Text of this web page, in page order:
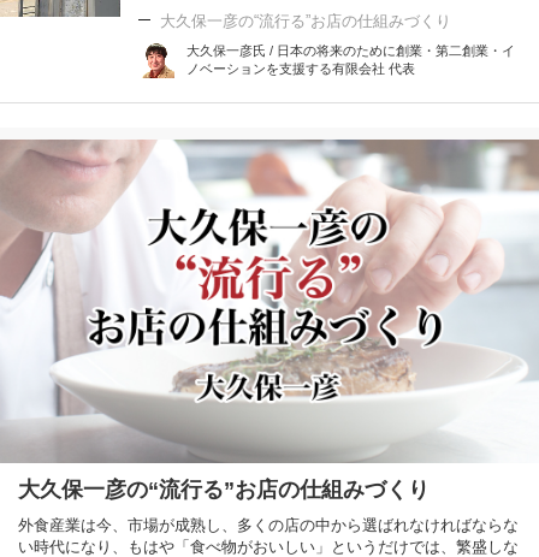
大久保一彦の“流行る”お店の仕組みづくり
大久保一彦氏 / 日本の将来のために創業・第二創業・イ
ノベーションを支援する有限会社 代表
大久保一彦の“流行る”お店の仕組みづくり
外食産業は今、市場が成熟し、多くの店の中から選ばれなければならな
い時代になり、もはや「食べ物がおいしい」というだけでは、繁盛しな